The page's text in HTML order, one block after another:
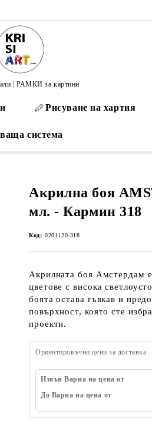
| РАМКИ за картини
Рисуване на хартия
система
Акрилна боя
мл. - Кармин 318
Код: 0201120-318
Акрилната боя Амстердам
цветове с висока
боята остава гъвкав и
повърхност, която сте
проекти.
Ориентировъчни цени за доставка
Извън Варна на цена от
До Варна на цена от